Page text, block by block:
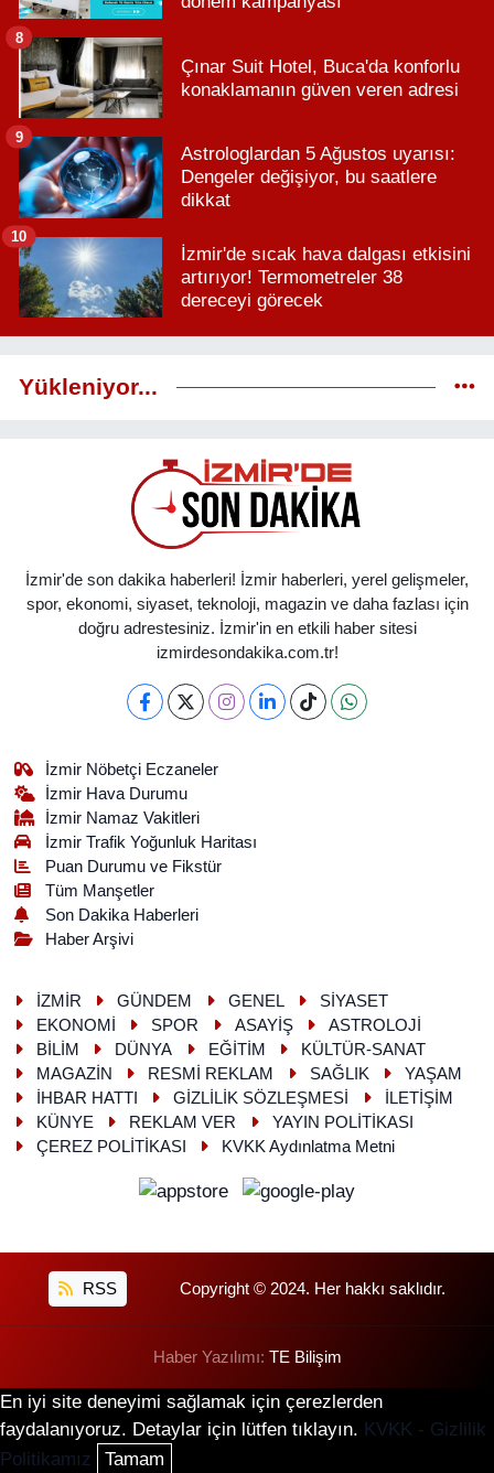
Çınar Suit Hotel, Buca'da konforlu
konaklamanın güven veren adresi
8
Astrologlardan 5 Ağustos uyarısı:
Dengeler değişiyor, bu saatlere
dikkat
9
İzmir'de sıcak hava dalgası etkisini
artırıyor! Termometreler 38
dereceyi görecek
10
Yükleniyor...
İzmir'de son dakika haberleri! İzmir haberleri, yerel gelişmeler,
spor, ekonomi, siyaset, teknoloji, magazin ve daha fazlası için
doğru adrestesiniz. İzmir'in en etkili haber sitesi
izmirdesondakika.com.tr!
İzmir Nöbetçi Eczaneler
İzmir Hava Durumu
İzmir Namaz Vakitleri
İzmir Trafik Yoğunluk Haritası
Puan Durumu ve Fikstür
Tüm Manşetler
Son Dakika Haberleri
Haber Arşivi
İZMİR GÜNDEM GENEL
SİYASET
EKONOMİ
SPOR ASAYİŞ
ASTROLOJİ
BİLİM
DÜNYA EĞİTİM
KÜLTÜR-SANAT
MAGAZİN
RESMİ REKLAM SAĞLIK
YAŞAM
İHBAR HATTI
GİZLİLİK SÖZLEŞMESİ
İLETİŞİM
KÜNYE
REKLAM VER
YAYIN POLİTİKASI
ÇEREZ POLİTİKASI
KVKK Aydınlatma Metni
RSS Copyright © 2024. Her hakkı saklıdır.
Haber Yazılımı: TE Bilişim
En iyi site deneyimi sağlamak için çerezlerden
faydalanıyoruz. Detaylar için lütfen tıklayın. KVKK - Gizlilik
Politikamız
Tamam